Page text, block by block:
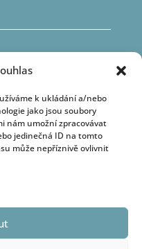
k ukládání a/nebo
jako jsou soubory
nám umožní zpracovávat
jedinečná ID na tomto
může nepříznivě ovlivnit